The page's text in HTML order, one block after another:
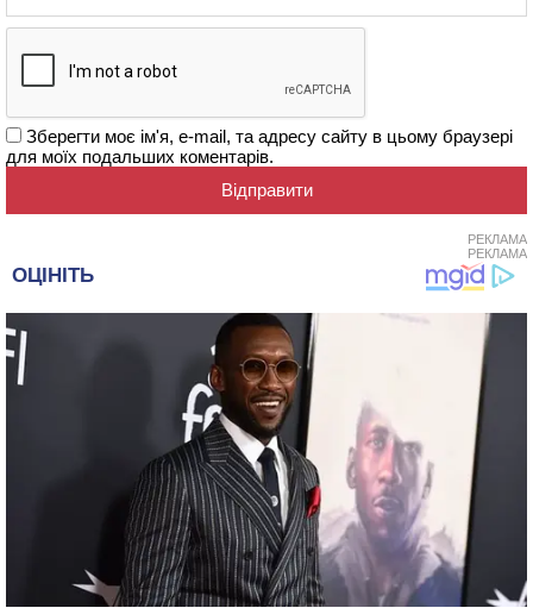
Зберегти моє ім'я, e-mail, та адресу сайту в цьому браузері
для моїх подальших коментарів.
РЕКЛАМА
РЕКЛАМА